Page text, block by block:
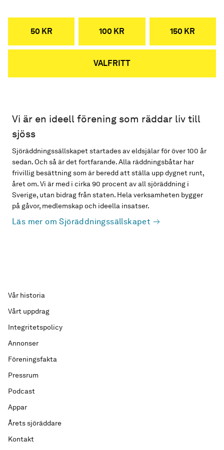
50 KR 100 KR 150 KR
VALFRITT
Vi är en ideell förening som räddar liv till
sjöss
Sjöräddningssällskapet startades av eldsjälar för över 100 år
sedan. Och så är det fortfarande. Alla räddningsbåtar har
frivillig besättning som är beredd att ställa upp dygnet runt,
året om. Vi är med i cirka 90 procent av all sjöräddning i
Sverige, utan bidrag från staten. Hela verksamheten bygger
på gåvor, medlemskap och ideella insatser.
Läs mer om Sjöräddningssällskapet
Vår historia
Vårt uppdrag
Integritetspolicy
Annonser
Föreningsfakta
Pressrum
Podcast
Appar
Årets sjöräddare
Kontakt